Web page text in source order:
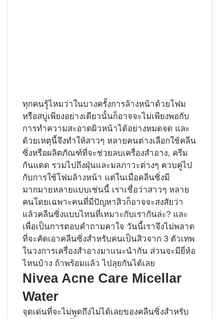
ทุกคนรู้ไหมว่าในบางครั้งการล้างหน้าด้วยโฟม
หรือสบู่เพียงอย่างเดียวนั้นก็อาจจะไม่เพียงพอกับ
การทำความสะอาดผิวหน้าได้อย่างหมดจด และ
ด้วยเหตุนี้จึงทำให้สาวๆ หลายคนต่างเลือกใช้คลีน
ซิ่งหรือผลิตภัณฑ์ที่จะช่วยลบเครื่องสำอาง, ครีม
กันแดด รวมไปถึงฝุ่นและมลภาวะต่างๆ ควบคู่ไป
กับการใช้โฟมล้างหน้า แต่ในเมื่อคลีนซิ่งมี
มากมายหลายแบบเช่นนี้ เราเชื่อว่าสาวๆ หลาย
คนโดยเฉพาะคนที่มีปัญหาสิวก็อาจจะสงสัยว่า
แล้วคลีนซิ่งแบบไหนที่เหมาะกับเรากันล่ะ? และ
เพื่อเป็นการตอบคำถามคาใจ วันนี้เราจึงไม่พลาด
ที่จะคัดเอาคลีนซิ่งสำหรับคนเป็นสิวจาก 3 ตัวเทพ
ในวงการเครื่องสำอางมาแนะนำกัน ส่วนจะมียี่ห้อ
ไหนบ้าง ถ้าพร้อมแล้ว ไปลุยกันได้เลย
Nivea Acne Care Micellar
Water
จุดเด่นที่จะไม่พูดถึงไม่ได้เลยของคลีนซิ่งสำหรับ